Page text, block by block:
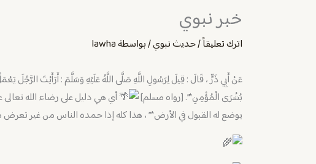
خبر نبوي
اترك تعليقاً/حديث نبوي/ بواسطةlawha
عَنْ أَبِي ذَرٍّ ، قَالَ : قِيلَ لِرَسُولِ اللَّهِ صَلَّى اللَّهُ عَلَيْهِ وَسَلَّمَ : أَرَأَيْتَ
بُشْرَى الْمُؤْمِنِ*”. [رواه مسلم]
أي هي دليل على رضاء الله تعالى
يوضع له القبول في الأرض*” ، هذا كله إذا حمده الناس من غير